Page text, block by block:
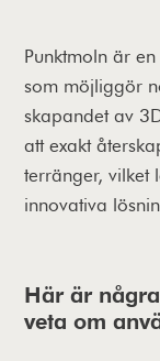
Punktmoln är
som möjliggör
skapandet av
att exakt
terränger, vilket
innovativa
Här är
veta om